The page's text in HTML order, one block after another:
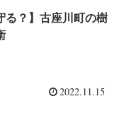
る？】古座川町の樹
2022.11.15